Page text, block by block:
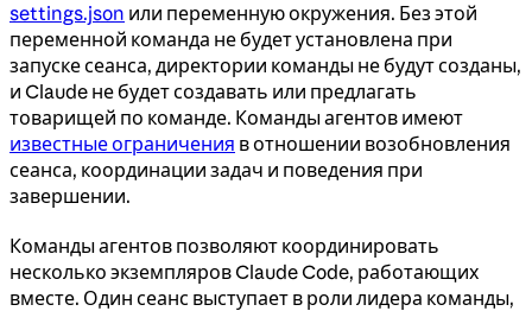
settings.json или переменную окружения. Без этой
переменной команда не будет установлена при
запуске сеанса, директории команды не будут созданы,
и Claude не будет создавать или предлагать
товарищей по команде. Команды агентов имеют
известные ограничения в отношении возобновления
сеанса, координации задач и поведения при
завершении.
Команды агентов позволяют координировать
несколько экземпляров Claude Code, работающих
вместе. Один сеанс выступает в роли лидера команды,